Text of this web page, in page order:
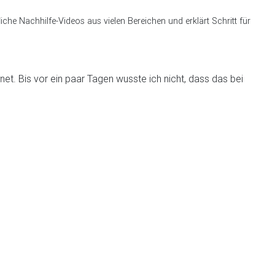
Nachhilfe-Videos aus vielen Bereichen und erklärt Schritt für
Bis vor ein paar Tagen wusste ich nicht, dass das bei